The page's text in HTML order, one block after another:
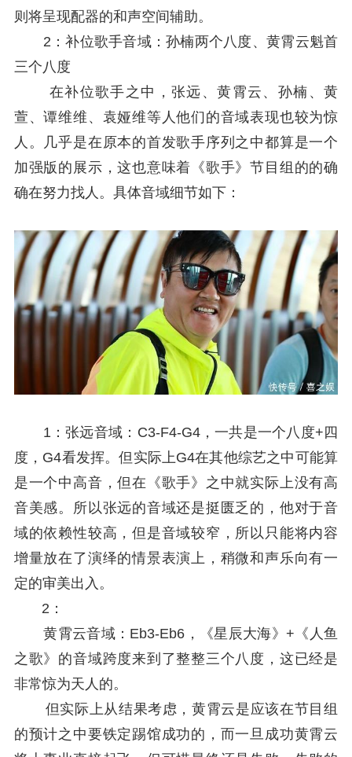
则将呈现配器的和声空间辅助。
2：补位歌手音域：孙楠两个八度、黄霄云魁首
三个八度
在补位歌手之中，张远、黄霄云、孙楠、黄
萱、谭维维、袁娅维等人他们的音域表现也较为惊
人。几乎是在原本的首发歌手序列之中都算是一个
加强版的展示，这也意味着《歌手》节目组的的确
确在努力找人。具体音域细节如下：
1：张远音域：C3-F4-G4，一共是一个八度+四
度，G4看发挥。但实际上G4在其他综艺之中可能算
是一个中高音，但在《歌手》之中就实际上没有高
音美感。所以张远的音域还是挺匮乏的，他对于音
域的依赖性较高，但是音域较窄，所以只能将内容
增量放在了演绎的情景表演上，稍微和声乐向有一
定的审美出入。
2：
黄霄云音域：Eb3-Eb6，《星辰大海》+《人鱼
之歌》的音域跨度来到了整整三个八度，这已经是
非常惊为天人的。
但实际上从结果考虑，黄霄云是应该在节目组
的预计之中要铁定踢馆成功的，而一旦成功黄霄云